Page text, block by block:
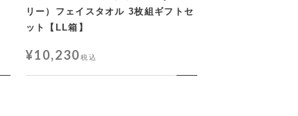
リー）フェイスタオル 3枚組ギフトセ
ット【LL箱】
¥10,230税込